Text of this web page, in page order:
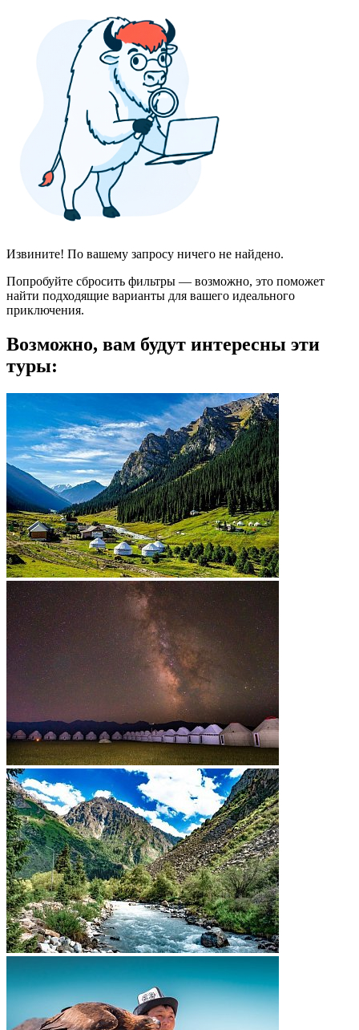
Извините! По вашему запросу ничего не найдено.
Попробуйте сбросить фильтры — возможно, это поможет
найти подходящие варианты для вашего идеального
приключения.
Возможно, вам будут интересны эти
туры: